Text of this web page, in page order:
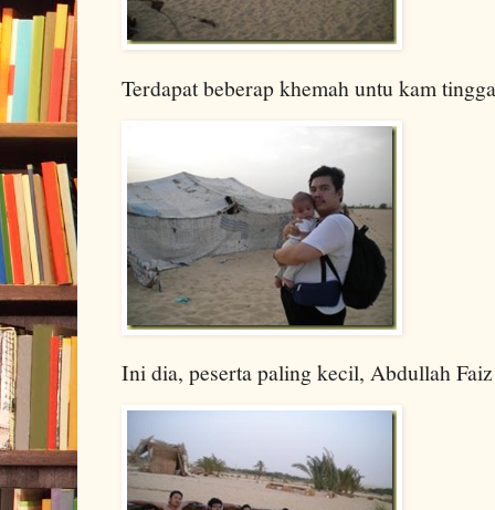
Terdapat beberap khemah untu kam
Ini dia, peserta paling kecil, Abdullah